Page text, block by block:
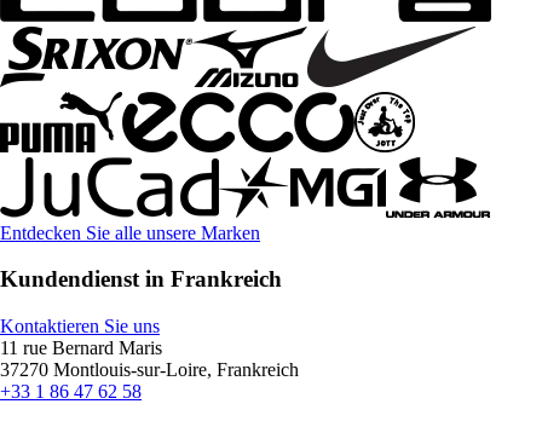
Entdecken Sie alle unsere Marken
Kundendienst in Frankreich
Kontaktieren Sie uns
11 rue Bernard Maris
37270 Montlouis-sur-Loire, Frankreich
+33 1 86 47 62 58